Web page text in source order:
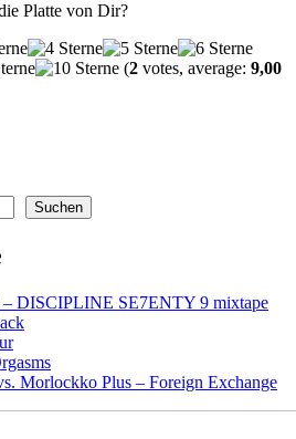
Platte von Dir?
(2 votes, average: 9,00
Suchen
DISCIPLINE SE7ENTY 9 mixtape
Morlockko Plus – Foreign Exchange